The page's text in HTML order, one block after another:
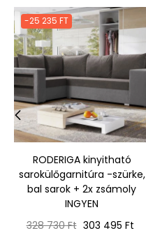
-25 235 FT
RODERIGA kinyitható
sarokülőgarnitúra -szürke,
bal sarok + 2x zsámoly
INGYEN
Normál
328 730 Ft Ár
303 495 Ft
‹